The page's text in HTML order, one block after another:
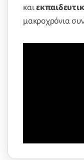
και
μακροχρόνια